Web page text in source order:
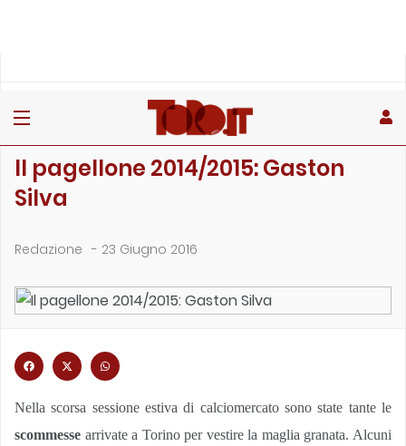
Il pagellone 2014/2015: Gaston
Silva
Redazione - 23 Giugno 2016
Nella scorsa sessione estiva di calciomercato sono state tante le
scommesse arrivate a Torino per vestire la maglia granata. Alcuni